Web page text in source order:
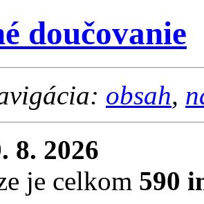
doučovanie
obsah,
8. 2026
je celkom 590